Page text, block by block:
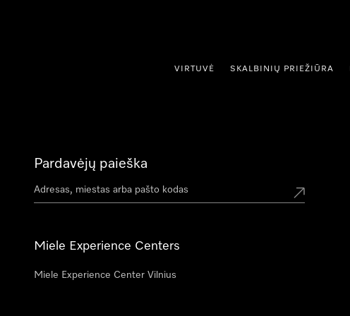
VIRTUVĖ SKALBINIŲ PRIEŽIŪRA
Pardavėjų paieška
Miele Experience Centers
Miele Experience Center Vilnius